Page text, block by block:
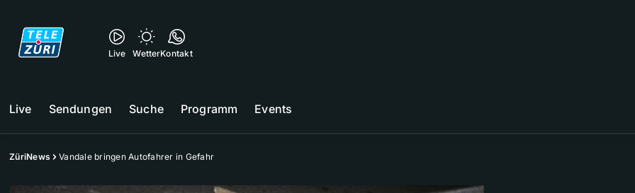
Live WetterKontakt
Live Sendungen Suche Programm Events
ZüriNews Vandale bringen Autofahrer in Gefahr